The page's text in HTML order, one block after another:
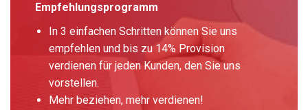
Empfehlungsprogramm
In 3 einfachen Schritten können Sie uns
empfehlen und bis zu 14% Provision
verdienen für jeden Kunden, den Sie uns
vorstellen.
Mehr beziehen, mehr verdienen!